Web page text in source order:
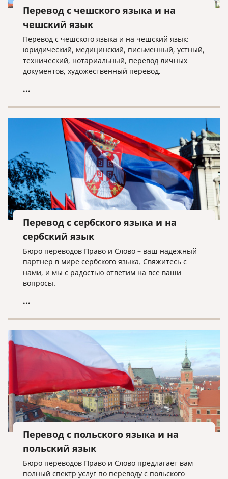
Перевод с чешского языка и на
чешский язык
Перевод с чешского языка и на чешский язык:
юридический, медицинский, письменный, устный,
технический, нотариальный, перевод личных
документов, художественный перевод.
...
Перевод с сербского языка и на
сербский язык
Бюро переводов Право и Слово – ваш надежный
партнер в мире сербского языка. Свяжитесь с
нами, и мы с радостью ответим на все ваши
вопросы.
...
Перевод с польского языка и на
польский язык
Бюро переводов Право и Слово предлагает вам
полный спектр услуг по переводу с польского